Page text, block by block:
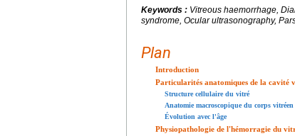
Keywords : Vitreous haemorrhage,
syndrome, Ocular ultrasonography,
Plan
Introduction
Particularités anatomiques de la cavité
Structure cellulaire du vitré
Anatomie macroscopique du corps
Évolution avec l'âge
Physiopathologie de l'hémorragie du